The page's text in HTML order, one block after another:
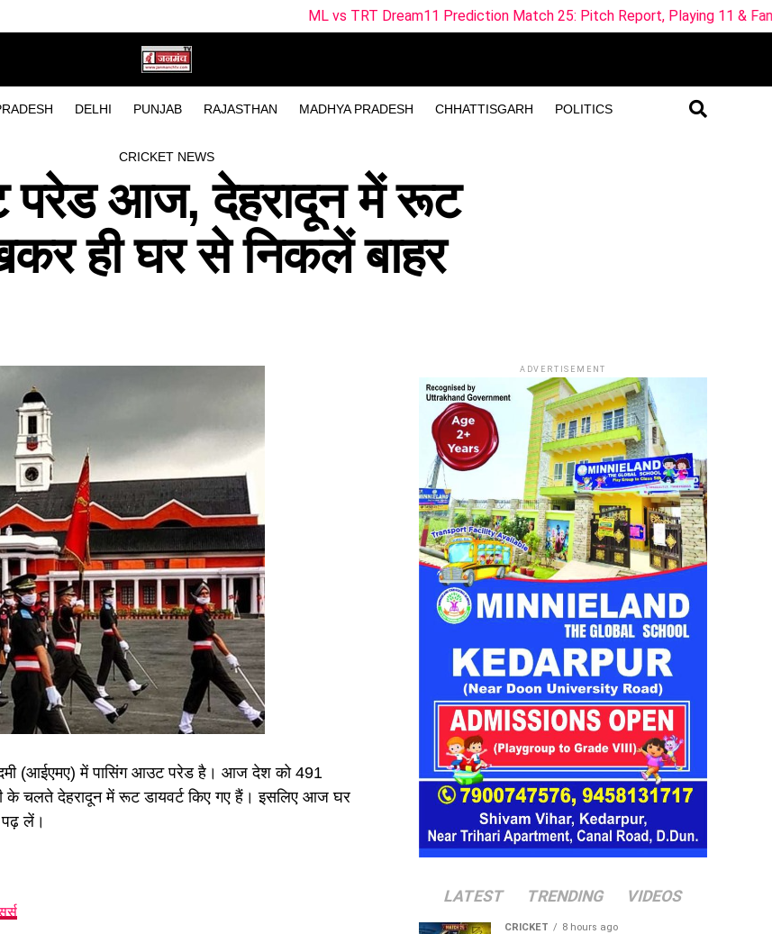
DELHI PUNJAB RAJASTHAN MADHYA PRADESH CHHATTISGARH POLITICS
CRICKET NEWS
ML vs TRT Dream11 Prediction Match 25: Pitch Report, Playing 11 & Fantasy Tips
परेड आज, देहरादून में रूट
ही घर से निकलें बाहर
(आईएमए) में पासिंग आउट परेड है। आज देश को 491
के चलते देहरादून में रूट डायवर्ट किए गए हैं। इसलिए आज घर
लें।
ADVERTISEMENT
LATEST TRENDING VIDEOS
CRICKET 8 hours ago